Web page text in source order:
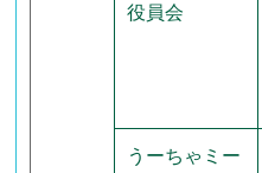
役員会
うーちゃミー